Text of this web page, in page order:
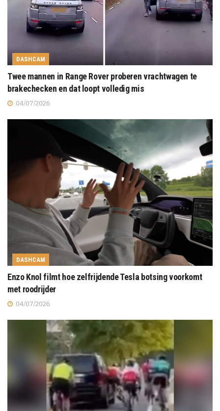
DASHCAM
Twee mannen in Range Rover proberen vrachtwagen te
brakechecken en dat loopt volledig mis
04/07/2026
DASHCAM
Enzo Knol filmt hoe zelfrijdende Tesla botsing voorkomt
met roodrijder
04/07/2026